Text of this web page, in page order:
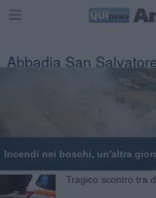
Abbadia San
Incendi nei boschi, un'altra
Tragico scontro tra